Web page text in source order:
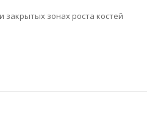
закрытых зонах роста костей